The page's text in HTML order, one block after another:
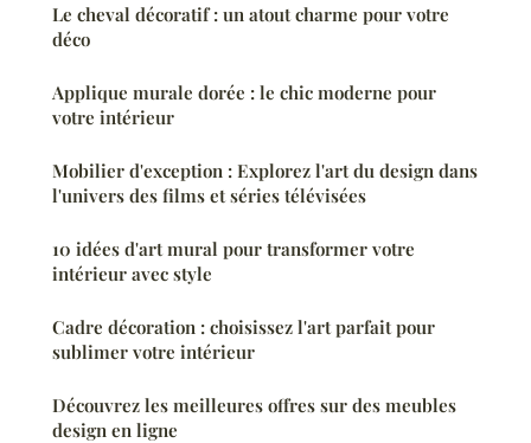
Le cheval décoratif : un atout charme pour votre
déco
Applique murale dorée : le chic moderne pour
votre intérieur
Mobilier d'exception : Explorez l'art du design dans
l'univers des films et séries télévisées
10 idées d'art mural pour transformer votre
intérieur avec style
Cadre décoration : choisissez l'art parfait pour
sublimer votre intérieur
Découvrez les meilleures offres sur des meubles
design en ligne